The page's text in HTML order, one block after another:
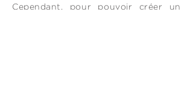
Cependant, pour pouvoir créer un